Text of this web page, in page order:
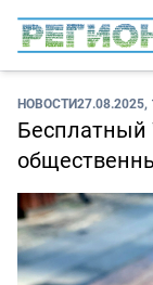
НОВОСТИ27.08.2025,
Бесплатный